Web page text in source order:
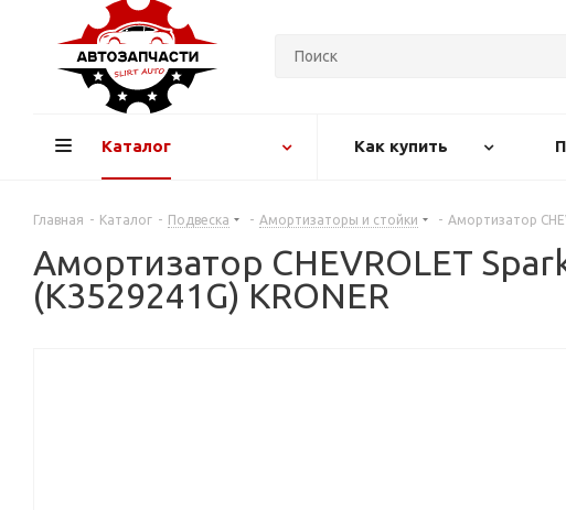
Каталог Как купить
Главная - Каталог - Подвеска - Амортизаторы и стойки - Амортизатор
Амортизатор CHEVROLET
(K3529241G) KRONER